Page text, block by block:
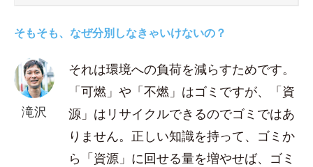
そもそも、なぜ分別しなきゃいけないの？
滝沢
それは環境への負荷を減らすためです。
「可燃」や「不燃」はゴミですが、「資
源」はリサイクルできるのでゴミではあ
りません。正しい知識を持って、ゴミか
ら「資源」に回せる量を増やせば、ゴミ